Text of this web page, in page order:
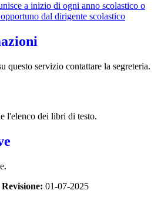
a inizio di ogni anno scolastico o
dal dirigente scolastico
questo servizio contattare la segreteria.
l'elenco dei libri di testo.
Revisione: 01-07-2025